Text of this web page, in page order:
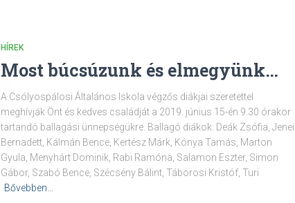
HÍREK
Most búcsúzunk és elmegyünk…
A Csólyospálosi Általános Iskola végzős diákjai szeretettel
meghívják Önt és kedves családját a 2019. június 15-én 9.30 órakor
tartandó ballagási ünnepségükre. Ballagó diákok: Deák Zsófia, Jenei
Bernadett, Kálmán Bence, Kertész Márk, Kónya Tamás, Marton
Gyula, Menyhárt Dominik, Rabi Ramóna, Salamon Eszter, Simon
Gábor, Szabó Bence, Szécsény Bálint, Táborosi Kristóf, Turi
Bővebben…